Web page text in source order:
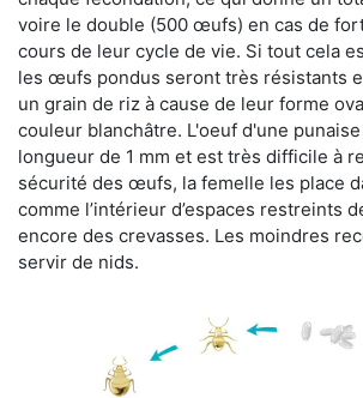
voire le double (500 œufs) en cas de
cours de leur cycle de vie. Si tout cela
les œufs pondus seront très résistants
un grain de riz à cause de leur forme
couleur blanchâtre. L'oeuf d'une
longueur de 1 mm et est très difficile à
sécurité des œufs, la femelle les place
comme l’intérieur d’espaces restreints
encore des crevasses. Les moindres
servir de nids.